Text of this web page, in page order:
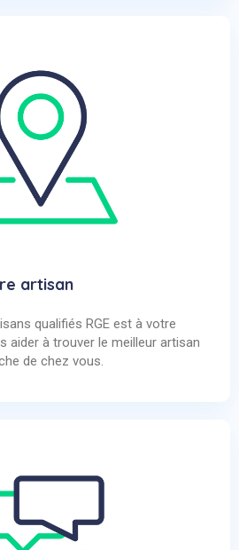
artisan
qualifiés RGE est à votre
aider à trouver le meilleur artisan
de chez vous.